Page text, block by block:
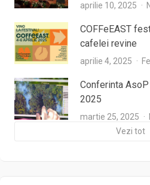
aprilie 10, 2025
COFFeEAST
cafelei revine
aprilie 4, 2025
Conferinta
2025
martie 25, 2025
Vezi tot